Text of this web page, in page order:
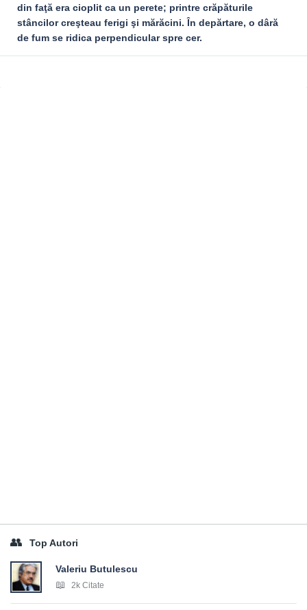
din faţă era cioplit ca un perete; printre crăpăturile
stâncilor creşteau ferigi şi mărăcini. În depărtare, o dâră
de fum se ridica perpendicular spre cer.
Top Autori
Valeriu Butulescu
2k Citate